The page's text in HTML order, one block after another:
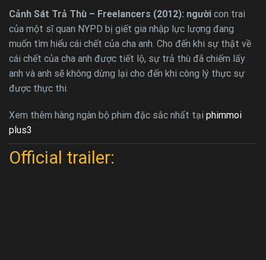
Cảnh Sát Trả Thù – Freelancers (2012): người con trai
của một sĩ quan NYPD bị giết gia nhập lực lượng đang
muốn tìm hiểu cái chết của cha anh. Cho đến khi sự thật về
cái chết của cha anh được tiết lộ, sự trả thù đã chiếm lấy
anh và anh sẽ không dừng lại cho đến khi công lý thực sự
được thực thi.
Xem thêm hàng ngàn bộ phim đặc sắc nhất tại phimmoi
plus3
Official trailer: